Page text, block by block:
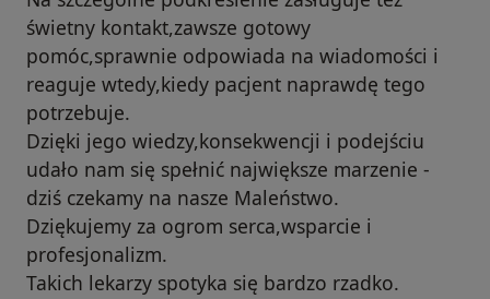
świetny kontakt,zawsze gotowy
pomóc,sprawnie odpowiada na wiadomości i
reaguje wtedy,kiedy pacjent naprawdę tego
potrzebuje.
Dzięki jego wiedzy,konsekwencji i podejściu
udało nam się spełnić największe marzenie -
dziś czekamy na nasze Maleństwo.
Dziękujemy za ogrom serca,wsparcie i
profesjonalizm.
Takich lekarzy spotyka się bardzo rzadko.